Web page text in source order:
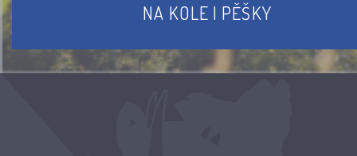
NA KOLE I PĚŠKY